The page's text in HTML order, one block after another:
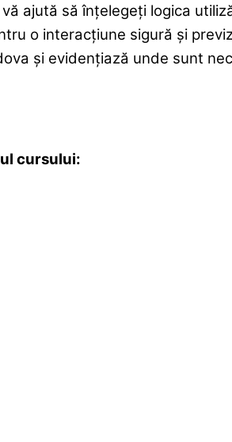
vă ajută să înțelegeți logica
o interacțiune sigură și
și evidențiază unde sunt
cursului: